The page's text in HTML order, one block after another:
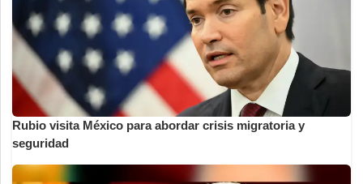
Rubio visita México para abordar crisis migratoria y
seguridad